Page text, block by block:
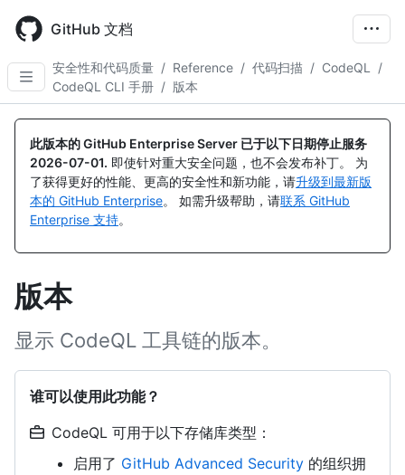
main
content
GitHub 文档
安全性和代码质量 / Reference / 代码扫描 / CodeQL
/
CodeQL CLI 手册 / 版本
此版本的 GitHub Enterprise Server 已于以下日期停止服务
2026-07-01. 即使针对重大安全问题，也不会发布补丁。 为
了获得更好的性能、更高的安全性和新功能，请升级到最新版
本的 GitHub Enterprise。 如需升级帮助，请联系 GitHub
Enterprise 支持。
版本
显示 CodeQL 工具链的版本。
谁可以使用此功能？
CodeQL 可用于以下存储库类型：
启用了 GitHub Advanced Security 的组织拥